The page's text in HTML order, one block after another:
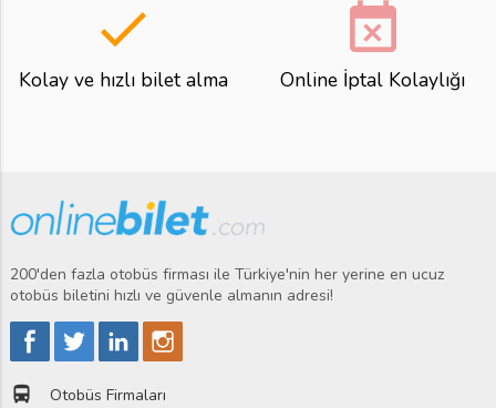
done
Kolay ve hızlı bilet alma
event_busy
Online İptal Kolaylığı
200'den fazla otobüs firması ile Türkiye'nin her yerine en ucuz
otobüs biletini hızlı ve güvenle almanın adresi!
directions_bus Otobüs Firmaları